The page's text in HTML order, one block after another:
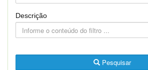
Descrição
Pesquisar